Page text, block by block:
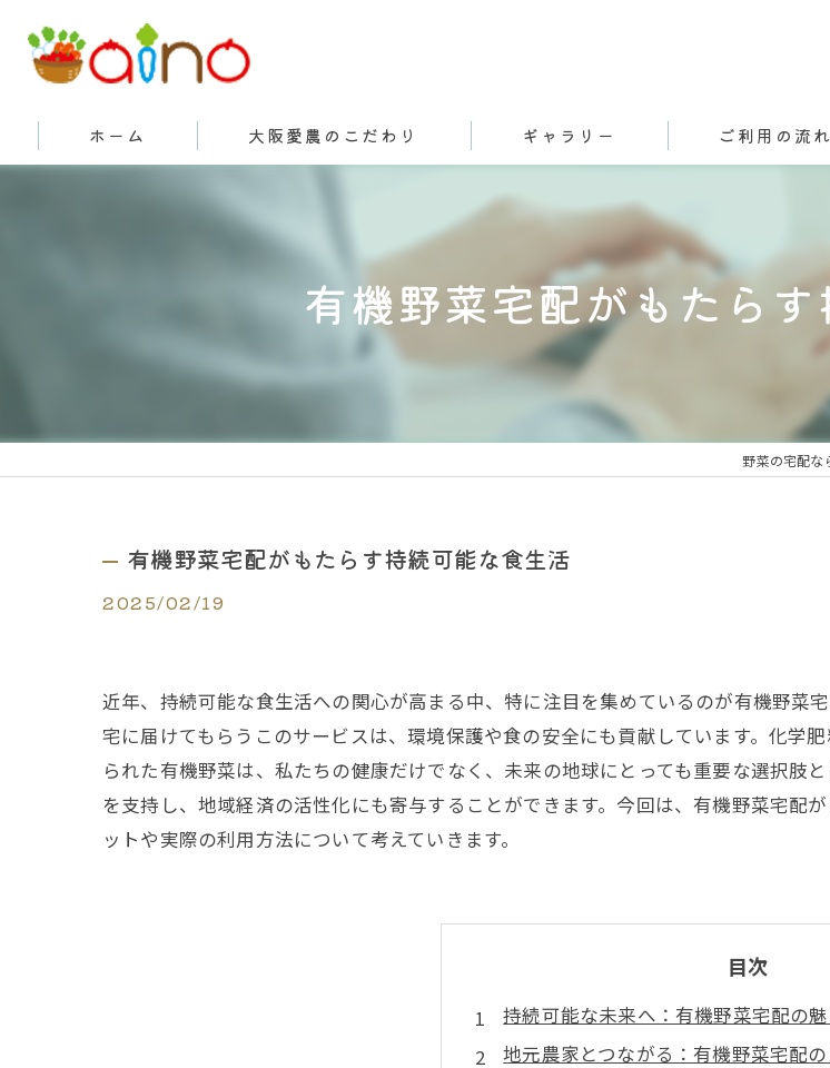
ホーム 大阪愛農のこだわり
有機栽培とは
ギャラリー ご利用の流れ
有機野菜宅配がもたら
野菜の宅配な
有機野菜宅配がもたらす持続可能な食生活
2025/02/19
近年、持続可能な食生活への関心が高まる中、特に注目を集めているのが有機野菜
宅に届けてもらうこのサービスは、環境保護や食の安全にも貢献しています。化学
られた有機野菜は、私たちの健康だけでなく、未来の地球にとっても重要な選択肢
を支持し、地域経済の活性化にも寄与することができます。今回は、有機野菜宅配
ットや実際の利用方法について考えていきます。
目次
持続可能な未来へ：有機野菜宅配の
地元農家とつながる：有機野菜宅配